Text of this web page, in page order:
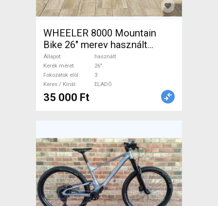
WHEELER 8000 Mountain
Bike 26" merev használt
ELADÓ
Állapot
használt
Kerék méret
26"
Fokozatok elöl
3
Keres / Kínál
ELADÓ
35 000 Ft